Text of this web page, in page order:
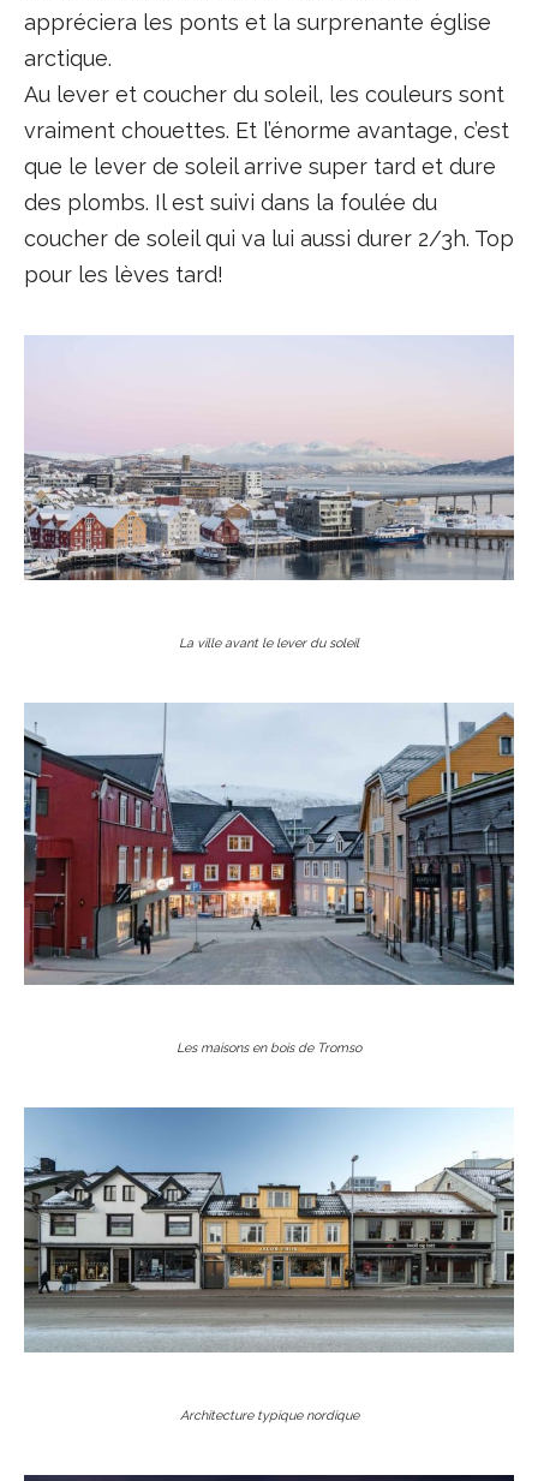
appréciera les ponts et la surprenante église
arctique.
Au lever et coucher du soleil, les couleurs sont
vraiment chouettes. Et l’énorme avantage, c’est
que le lever de soleil arrive super tard et dure
des plombs. Il est suivi dans la foulée du
coucher de soleil qui va lui aussi durer 2/3h. Top
pour les lèves tard!
La ville avant le lever du soleil
Les maisons en bois de Tromso
Architecture typique nordique